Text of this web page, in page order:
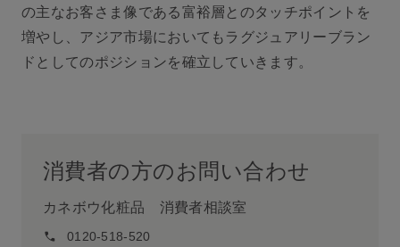
の主なお客さま像である富裕層とのタッチポイントを
増やし、アジア市場においてもラグジュアリーブラン
ドとしてのポジションを確立していきます。
消費者の方のお問い合わせ
カネボウ化粧品 消費者相談室
0120-518-520